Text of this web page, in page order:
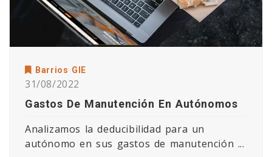
Barrios GIE
31/08/2022
Gastos De Manutención En Autónomos
Analizamos la deducibilidad para un
autónomo en sus gastos de manutención ...